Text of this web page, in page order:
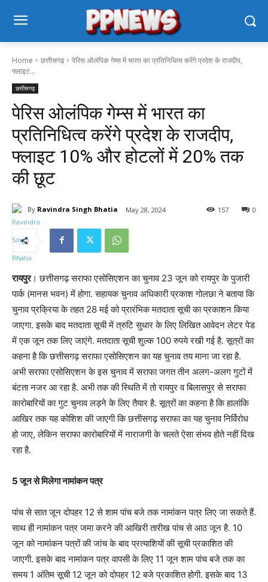
Home छत्तीसगढ़
पेरिस ओलंपिक गेम्स में भारत का प्रतिनिधित्व करेंगे प्रदेश के राजदीप,
फ्लाइट...
छत्तीसगढ़
पेरिस ओलंपिक गेम्स में भारत का
प्रतिनिधित्व करेंगे प्रदेश के राजदीप,
फ्लाइट 10% और होटलों में 20% तक
की छूट
By Ravindra Singh Bhatia May 28, 2024 0
157
रायपुर। छत्तीसगढ़ सराफा एसोसिएशन का चुनाव 23 जून को रायपुर के पुजारी
पार्क (मानस भवन) में होगा. सहायक चुनाव अधिकारी प्रकाश गोलछा ने बताया कि
चुनाव प्रक्रिया के तहत 28 मई को प्रारंभिक मतदाता सूची का प्रकाशन किया
जाएगा. इसके बाद मतदाता सूची में त्रुटि सुधार के लिए लिखित आवेदन लेटर पेड
में एक जून तक लिए जाएंगे. मतदाता सूची शुल्क 100 रुपये रखी गई है. सूत्रों का
कहना है कि छत्तीसगढ़ सराफा एसोसिएशन का यह चुनाव तय माना जा रहा है.
अभी सराफा एसोसिएशन के इस चुनाव में सराफा जगत तीन अलग-अलग गुटों में
बंटता नजर आ रहा है. अभी तक की स्थिति में तो रायपुर व बिलासपुर से सराफा
कारोबारियों का गुट चुनाव लड़ने के लिए तैयार है. सूत्रों का कहना है कि हालांकि
आखिर तक यह कोशिश की जाएगी कि छत्तीसगढ़ सराफा का यह चुनाव निर्विरोध
हो जाए, लेकिन सराफा कारोबारियों में नाराजगी के चलते ऐसा संभव होते नहीं दिख
रहा है.
5 जून से मिलेगा नामांकन पत्र
पांच से सात जून दोपहर 12 से शाम पांच बजे तक नामांकन पत्र लिए जा सकते हैं.
साथ ही नामांकन पत्र जमा करने की आखिरी तारीख पांच से आठ जून है. 10
जून को नामांकन पत्रों की जांच के बाद प्रत्याशियों की सूची प्रकाशित की
जाएगी. इसके बाद नामांकन पत्र वापसी के लिए 11 जून शाम पांच बजे तक का
समय 1 अंतिम सूची 12 जून को दोपहर 12 बजे प्रकाशित होगी. इसके बाद 13